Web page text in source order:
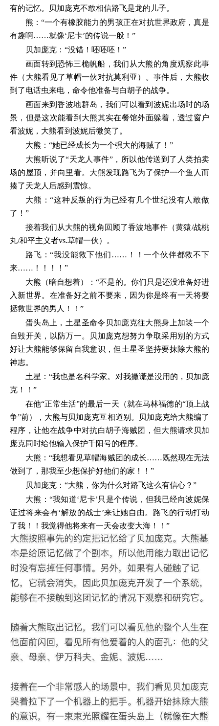
有的记忆。贝加庞克不敢相信路飞是龙的儿子。
熊：“一个有橡胶能力的男孩正在对抗世界政府，真是
有趣啊……就像‘尼卡’的传说一般！”
贝加庞克：“没错！呸呸呸！”
画面转到恐怖三桅帆船，我们从大熊的角度观察此事
件（大熊看见了草帽一伙对抗莫利亚）。事件后，大熊收
到了电话虫来电，命令他准备与白胡子的战争。
画面来到香波地群岛，我们可以看到波妮出场时的场
景，但是这次能看到大熊其实在餐馆外面躲着，透过窗户
看波妮，大熊看到波妮后微笑了。
大熊：“她已经成长为一个强大的海贼了！”
大熊听说了“天龙人事件”，所以他传送到了人类拍卖
场的屋顶，并向里看。大熊发现路飞为了保护一个鱼人而
揍了天龙人后感到震惊。
大熊：“这种反叛的行为已经有几个世纪没有人敢做
了！”
接着我们从大熊的视角回顾了香波地事件（黄猿/战桃
丸/和平主义者vs.草帽一伙）。
路飞：“我没能救下他们……！！一个伙伴都救不下
来……！！！！”
大熊（暗自想着）：“不是的。你们只是还没准备好进
入新世界。在准备好之前不要来，因为你是终有一天将要
拯救世界的男人！！”
蛋头岛上，土星圣命令贝加庞克往大熊身上加装一个
自毁开关，以防万一。贝加庞克想努力争取采用别的方式
好让大熊能够保留自我意识，但土星圣坚持要抹除大熊的
神志。
土星：“我也是名科学家。对我撒谎是没用的，贝加庞
克！！”
在他“正常生活”的最后一天（就在马林福德的“顶上战
争”前），大熊与贝加庞克互相道别。贝加庞克给大熊编了
程序，让他在战争中对抗白胡子海贼团，但大熊请求贝加
庞克同时给他输入保护千阳号的程序。
大熊：“我想看见草帽海贼团的成长……既然现在无法
做到了，那我至少想保护好他们的家！！”
贝加庞克：“大熊，你为什么对路飞这么有信心？”
大熊：“我知道‘尼卡’只是个传说，但我已经向波妮保
证过将来会有‘解放的战士’来让她自由。路飞的行动打动
了我！！我觉得他将来有一天会改变大海！！”